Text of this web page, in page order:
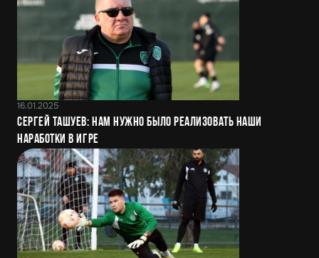
16.01.2025
Сергей Ташуев: Нам нужно было реализовать наши
наработки в игре